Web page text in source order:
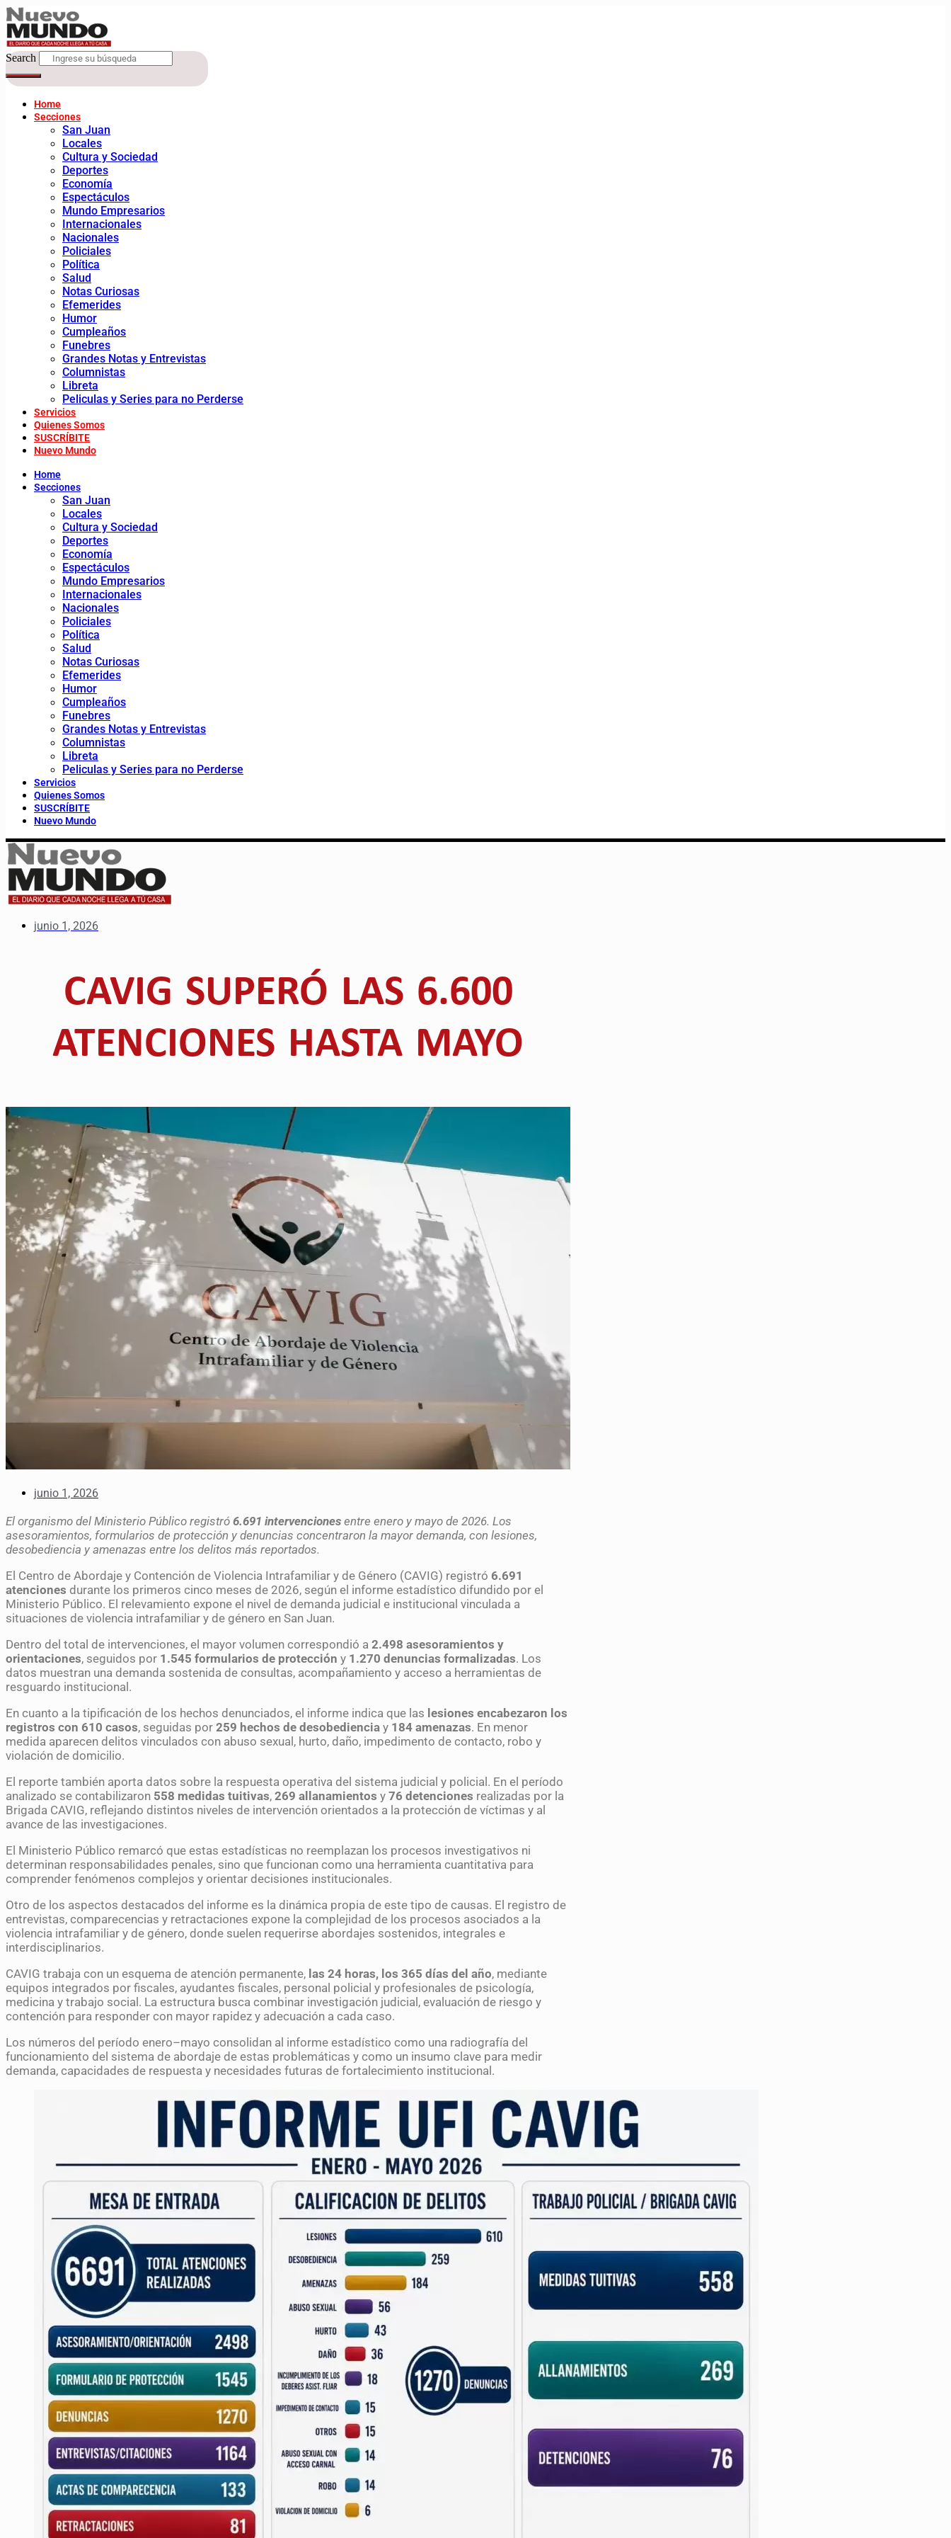
Search
Home
Secciones
San Juan
Locales
Cultura y Sociedad
Deportes
Economía
Espectáculos
Mundo Empresarios
Internacionales
Nacionales
Policiales
Política
Salud
Notas Curiosas
Efemerides
Humor
Cumpleaños
Funebres
Grandes Notas y Entrevistas
Columnistas
Libreta
Peliculas y Series para no Perderse
Servicios
Quienes Somos
SUSCRÍBITE
Nuevo Mundo
Home
Secciones
San Juan
Locales
Cultura y Sociedad
Deportes
Economía
Espectáculos
Mundo Empresarios
Internacionales
Nacionales
Policiales
Política
Salud
Notas Curiosas
Efemerides
Humor
Cumpleaños
Funebres
Grandes Notas y Entrevistas
Columnistas
Libreta
Peliculas y Series para no Perderse
Servicios
Quienes Somos
SUSCRÍBITE
Nuevo Mundo
junio 1, 2026
CAVIG SUPERÓ LAS 6.600
ATENCIONES HASTA MAYO
junio 1, 2026
El organismo del Ministerio Público registró 6.691 intervenciones entre enero y mayo de 2026. Los
asesoramientos, formularios de protección y denuncias concentraron la mayor demanda, con lesiones,
desobediencia y amenazas entre los delitos más reportados.
El Centro de Abordaje y Contención de Violencia Intrafamiliar y de Género (CAVIG) registró 6.691
atenciones durante los primeros cinco meses de 2026, según el informe estadístico difundido por el
Ministerio Público. El relevamiento expone el nivel de demanda judicial e institucional vinculada a
situaciones de violencia intrafamiliar y de género en San Juan.
Dentro del total de intervenciones, el mayor volumen correspondió a 2.498 asesoramientos y
orientaciones, seguidos por 1.545 formularios de protección y 1.270 denuncias formalizadas. Los
datos muestran una demanda sostenida de consultas, acompañamiento y acceso a herramientas de
resguardo institucional.
En cuanto a la tipificación de los hechos denunciados, el informe indica que las lesiones encabezaron los
registros con 610 casos, seguidas por 259 hechos de desobediencia y 184 amenazas. En menor
medida aparecen delitos vinculados con abuso sexual, hurto, daño, impedimento de contacto, robo y
violación de domicilio.
El reporte también aporta datos sobre la respuesta operativa del sistema judicial y policial. En el período
analizado se contabilizaron 558 medidas tuitivas, 269 allanamientos y 76 detenciones realizadas por la
Brigada CAVIG, reflejando distintos niveles de intervención orientados a la protección de víctimas y al
avance de las investigaciones.
El Ministerio Público remarcó que estas estadísticas no reemplazan los procesos investigativos ni
determinan responsabilidades penales, sino que funcionan como una herramienta cuantitativa para
comprender fenómenos complejos y orientar decisiones institucionales.
Otro de los aspectos destacados del informe es la dinámica propia de este tipo de causas. El registro de
entrevistas, comparecencias y retractaciones expone la complejidad de los procesos asociados a la
violencia intrafamiliar y de género, donde suelen requerirse abordajes sostenidos, integrales e
interdisciplinarios.
CAVIG trabaja con un esquema de atención permanente, las 24 horas, los 365 días del año, mediante
equipos integrados por fiscales, ayudantes fiscales, personal policial y profesionales de psicología,
medicina y trabajo social. La estructura busca combinar investigación judicial, evaluación de riesgo y
contención para responder con mayor rapidez y adecuación a cada caso.
Los números del período enero–mayo consolidan al informe estadístico como una radiografía del
funcionamiento del sistema de abordaje de estas problemáticas y como un insumo clave para medir
demanda, capacidades de respuesta y necesidades futuras de fortalecimiento institucional.